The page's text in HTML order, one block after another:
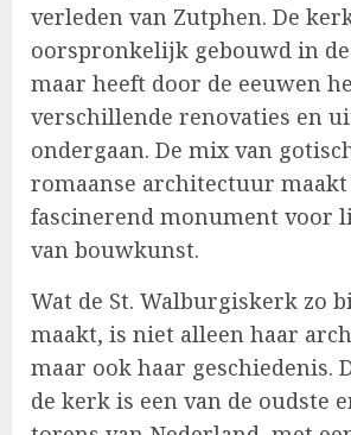
verleden van Zutphen. De
oorspronkelijk gebouwd in de
maar heeft door de eeuwen
verschillende renovaties en
ondergaan. De mix van
romaanse architectuur maakt
fascinerend monument voor
van bouwkunst.
Wat de St. Walburgiskerk zo
maakt, is niet alleen haar
maar ook haar geschiedenis.
de kerk is een van de oudste